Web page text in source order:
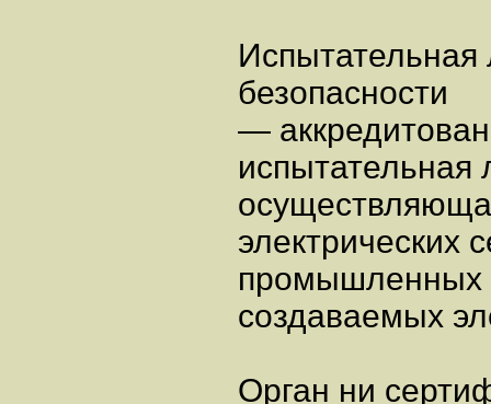
Испытательная
безопасности
—
испытательная
электрических
промышленных
создаваемых
Орган ни